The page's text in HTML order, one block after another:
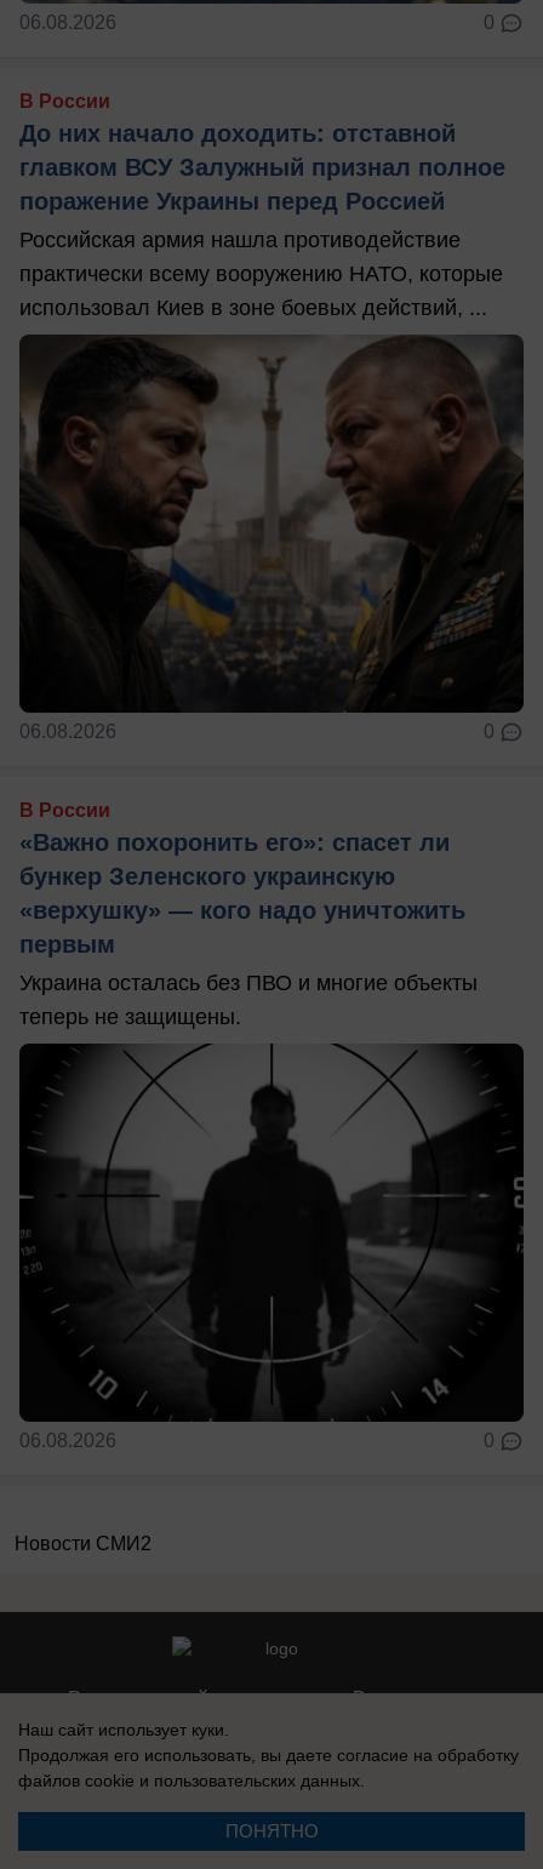
06.08.2026 0
В России
До них начало доходить: отставной
главком ВСУ Залужный признал полное
поражение Украины перед Россией
Российская армия нашла противодействие
практически всему вооружению НАТО, которые
использовал Киев в зоне боевых действий, ...
06.08.2026 0
В России
«Важно похоронить его»: спасет ли
бункер Зеленского украинскую
«верхушку» — кого надо уничтожить
первым
Украина осталась без ПВО и многие объекты
теперь не защищены.
06.08.2026 0
Новости СМИ2
Реклама на сайте
Контакты
Вакансии
Наш сайт использует куки.
Продолжая его использовать, вы даете согласие на обработку
файлов cookie и пользовательских данных.
ПОНЯТНО